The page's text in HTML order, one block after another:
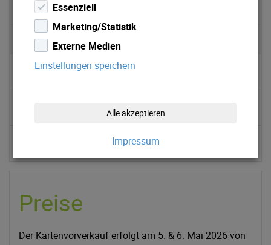
Preise
Der Kartenvorverkauf erfolgt am 5. & 6. Mai 2026 von
Camping Hall i. T.
Schwimmbad Hall
▹ Preise
Essenziell
Marketing/Statistik
Externe Medien
Einstellungen speichern
Alle akzeptieren
Impressum